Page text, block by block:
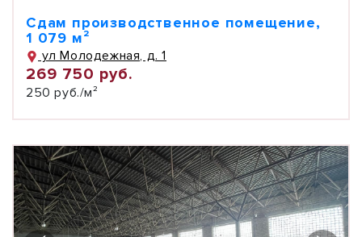
Сдам производственное помещение,
1 079 м²
ул Молодежная, д. 1
269 750 руб.
250 руб./м²